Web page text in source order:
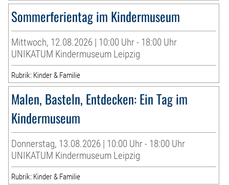
Sommerferientag im Kindermuseum
Mittwoch, 12.08.2026 | 10:00 Uhr - 18:00 Uhr
UNIKATUM Kindermuseum Leipzig
Rubrik: Kinder & Familie
Malen, Basteln, Entdecken: Ein Tag im
Kindermuseum
Donnerstag, 13.08.2026 | 10:00 Uhr - 18:00 Uhr
UNIKATUM Kindermuseum Leipzig
Rubrik: Kinder & Familie